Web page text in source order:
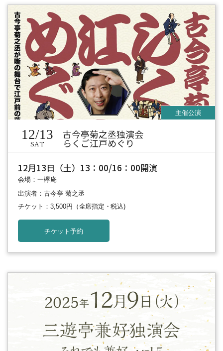
12/13
SAT
古今亭菊之丞独演会
らくご江戸めぐり
12月13日（土）13：00/16：00開演
会場：一欅庵
出演者：古今亭 菊之丞
チケット：3,500円
（全席指定・税込)
チケット予約